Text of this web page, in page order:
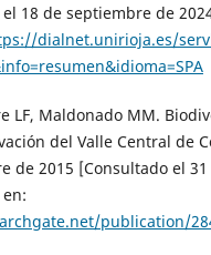
18 de septiembre de
dialnet.unirioja.es/
LF, Maldonado MM.
del Valle Central de
de 2015 [Consultado el
publication/